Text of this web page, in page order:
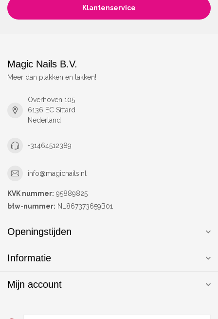
Klantenservice
Magic Nails B.V.
Meer dan plakken en lakken!
Overhoven 105
6136 EC Sittard
Nederland
+31464512389
info@magicnails.nl
KVK nummer: 95889825
btw-nummer: NL867373659B01
Openingstijden
Informatie
Mijn account